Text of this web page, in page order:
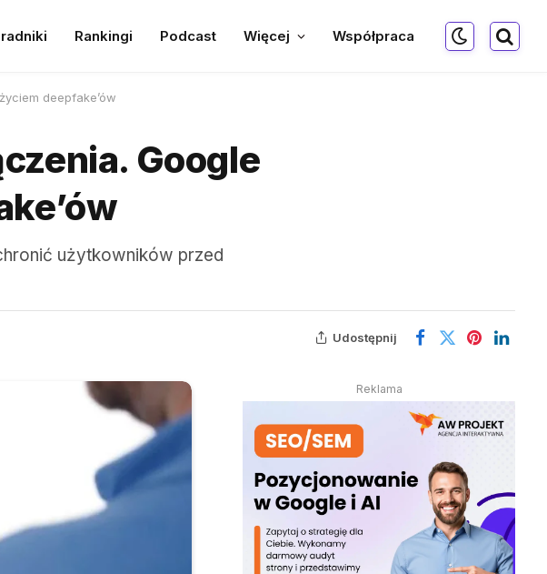
Rankingi Podcast Więcej Współpraca
deepfake’ów
Google
użytkowników przed
Udostępnij
Reklama